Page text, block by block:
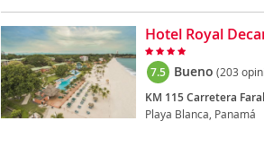
Hotel Royal
7.5 Bueno (203
KM 115 Carretera
Playa Blanca, Panamá